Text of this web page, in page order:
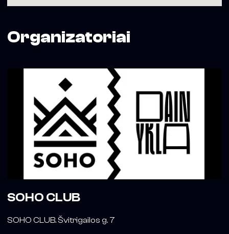
Organizatoriai
SOHO CLUB
SOHO CLUB. Švitrigailos g. 7